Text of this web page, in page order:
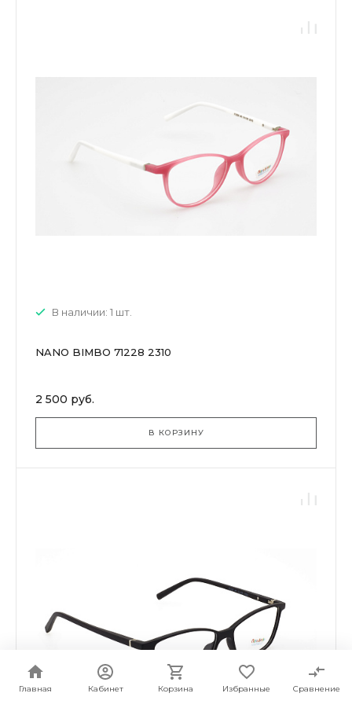
Главная Кабинет Корзина Избранные Сравнение
В наличии: 1 шт.
NANO BIMBO 71228 2310
2 500 руб.
В КОРЗИНУ